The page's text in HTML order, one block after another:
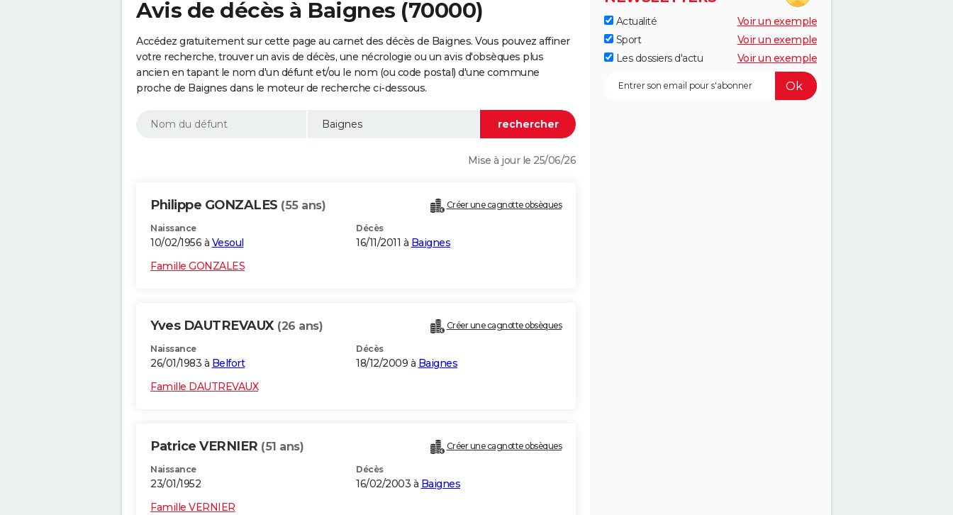
Avis de décès à Baignes (70000)
Accédez gratuitement sur cette page au carnet des décès de Baignes. Vous pouvez affiner
votre recherche, trouver un avis de décès, une nécrologie ou un avis d'obsèques plus
ancien en tapant le nom d'un défunt et/ou le nom (ou code postal) d'une commune
proche de Baignes dans le moteur de recherche ci-dessous.
Mise à jour le 25/06/26
Philippe GONZALES (55 ans) Créer une cagnotte obsèques
Naissance
10/02/1956 à Vesoul
Décès
16/11/2011 à Baignes
Famille GONZALES
Yves DAUTREVAUX (26 ans) Créer une cagnotte obsèques
Naissance
26/01/1983 à Belfort
Décès
18/12/2009 à Baignes
Famille DAUTREVAUX
Patrice VERNIER (51 ans) Créer une cagnotte obsèques
Naissance
23/01/1952
Décès
16/02/2003 à Baignes
Famille VERNIER
Actualité
Voir un exemple
Sport
Voir un exemple
Les dossiers d'actu
Voir un exemple